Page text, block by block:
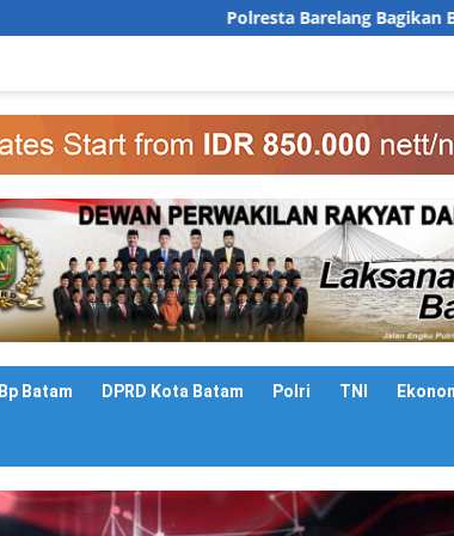
Polresta Barelang Bagikan Bendera Merah
Bp Batam DPRD Kota Batam Polri TNI